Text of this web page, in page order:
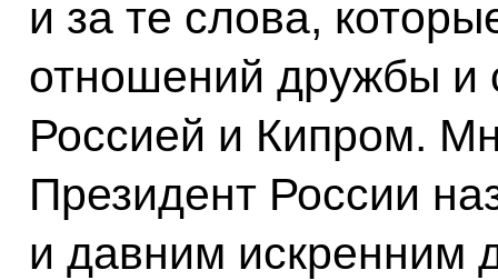
и за те слова,
отношений дружбы и
Россией и Кипром.
Президент России
и давним искренним